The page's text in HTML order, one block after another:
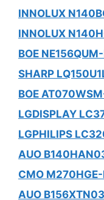
INNOLUX
INNOLUX
BOE
SHARP
BOE
LGDISPLAY
LGPHILIPS
AUO
CMO
AUO